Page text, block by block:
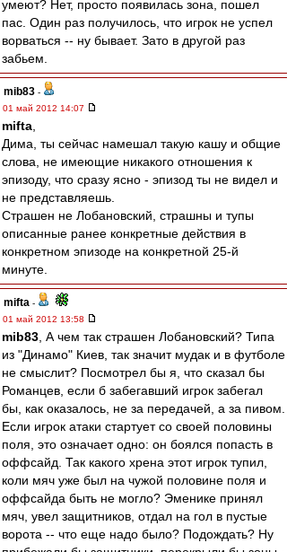
умеют? Нет, просто появилась зона, пошел
пас. Один раз получилось, что игрок не успел
ворваться -- ну бывает. Зато в другой раз
забьем.
mib83 -
01 май 2012 14:07
mifta
Дима, ты сейчас намешал такую кашу и общие
слова, не имеющие никакого отношения к
эпизоду, что сразу ясно - эпизод ты не видел и
не представляешь.
Страшен не Лобановский, страшны и тупы
описанные ранее конкретные действия в
конкретном эпизоде на конкретной 25-й
минуте.
mifta -
01 май 2012 13:58
mib83 , А чем так страшен Лобановский? Типа
из "Динамо" Киев, так значит мудак и в футболе
не смыслит? Посмотрел бы я, что сказал бы
Романцев, если б забегавший игрок забегал
бы, как оказалось, не за передачей, а за пивом.
Если игрок атаки стартует со своей половины
поля, это означает одно: он боялся попасть в
оффсайд. Так какого хрена этот игрок тупил,
коли мяч уже был на чужой половине поля и
оффсайда быть не могло? Эменике принял
мяч, увел защитников, отдал на гол в пустые
ворота -- что еще надо было? Подождать? Ну